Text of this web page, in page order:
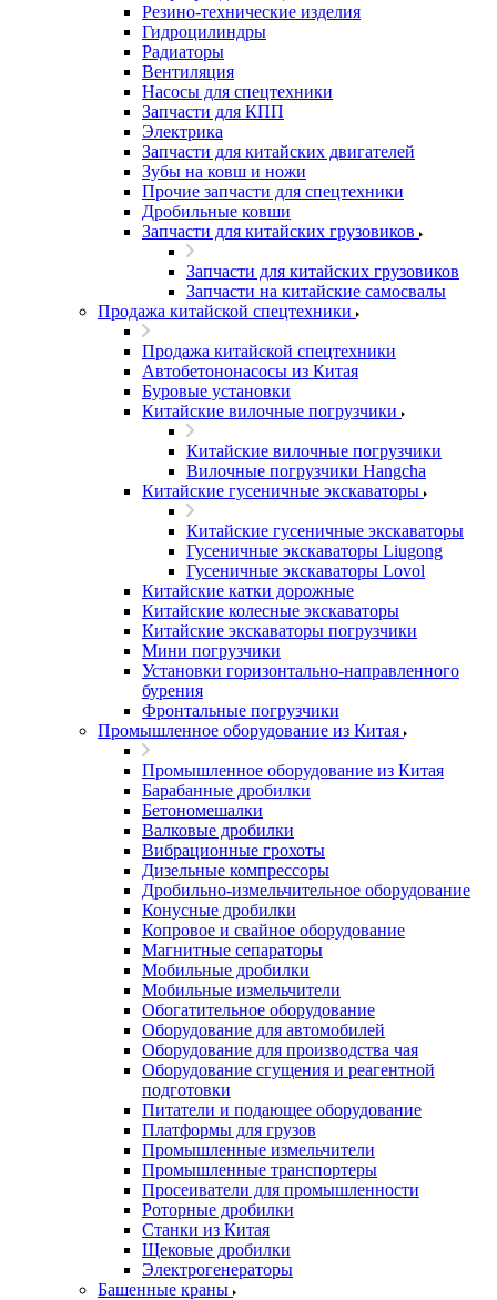
Резино-технические изделия
Гидроцилиндры
Радиаторы
Вентиляция
Насосы для спецтехники
Запчасти для КПП
Электрика
Запчасти для китайских двигателей
Зубы на ковш и ножи
Прочие запчасти для спецтехники
Дробильные ковши
Запчасти для китайских грузовиков
Запчасти для китайских грузовиков
Запчасти на китайские самосвалы
Продажа китайской спецтехники
Продажа китайской спецтехники
Автобетононасосы из Китая
Буровые установки
Китайские вилочные погрузчики
Китайские вилочные погрузчики
Вилочные погрузчики Hangcha
Китайские гусеничные экскаваторы
Китайские гусеничные экскаваторы
Гусеничные экскаваторы Liugong
Гусеничные экскаваторы Lovol
Китайские катки дорожные
Китайские колесные экскаваторы
Китайские экскаваторы погрузчики
Мини погрузчики
Установки горизонтально-направленного
бурения
Фронтальные погрузчики
Промышленное оборудование из Китая
Промышленное оборудование из Китая
Барабанные дробилки
Бетономешалки
Валковые дробилки
Вибрационные грохоты
Дизельные компрессоры
Дробильно-измельчительное оборудование
Конусные дробилки
Копровое и свайное оборудование
Магнитные сепараторы
Мобильные дробилки
Мобильные измельчители
Обогатительное оборудование
Оборудование для автомобилей
Оборудование для производства чая
Оборудование сгущения и реагентной
подготовки
Питатели и подающее оборудование
Платформы для грузов
Промышленные измельчители
Промышленные транспортеры
Просеиватели для промышленности
Роторные дробилки
Станки из Китая
Щековые дробилки
Электрогенераторы
Башенные краны